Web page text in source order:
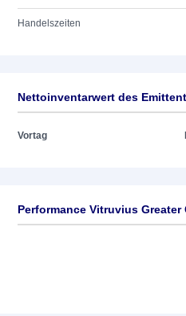
Handelszeiten
Nettoinventarwert des
Vortag
Performance Vitruvius Greater